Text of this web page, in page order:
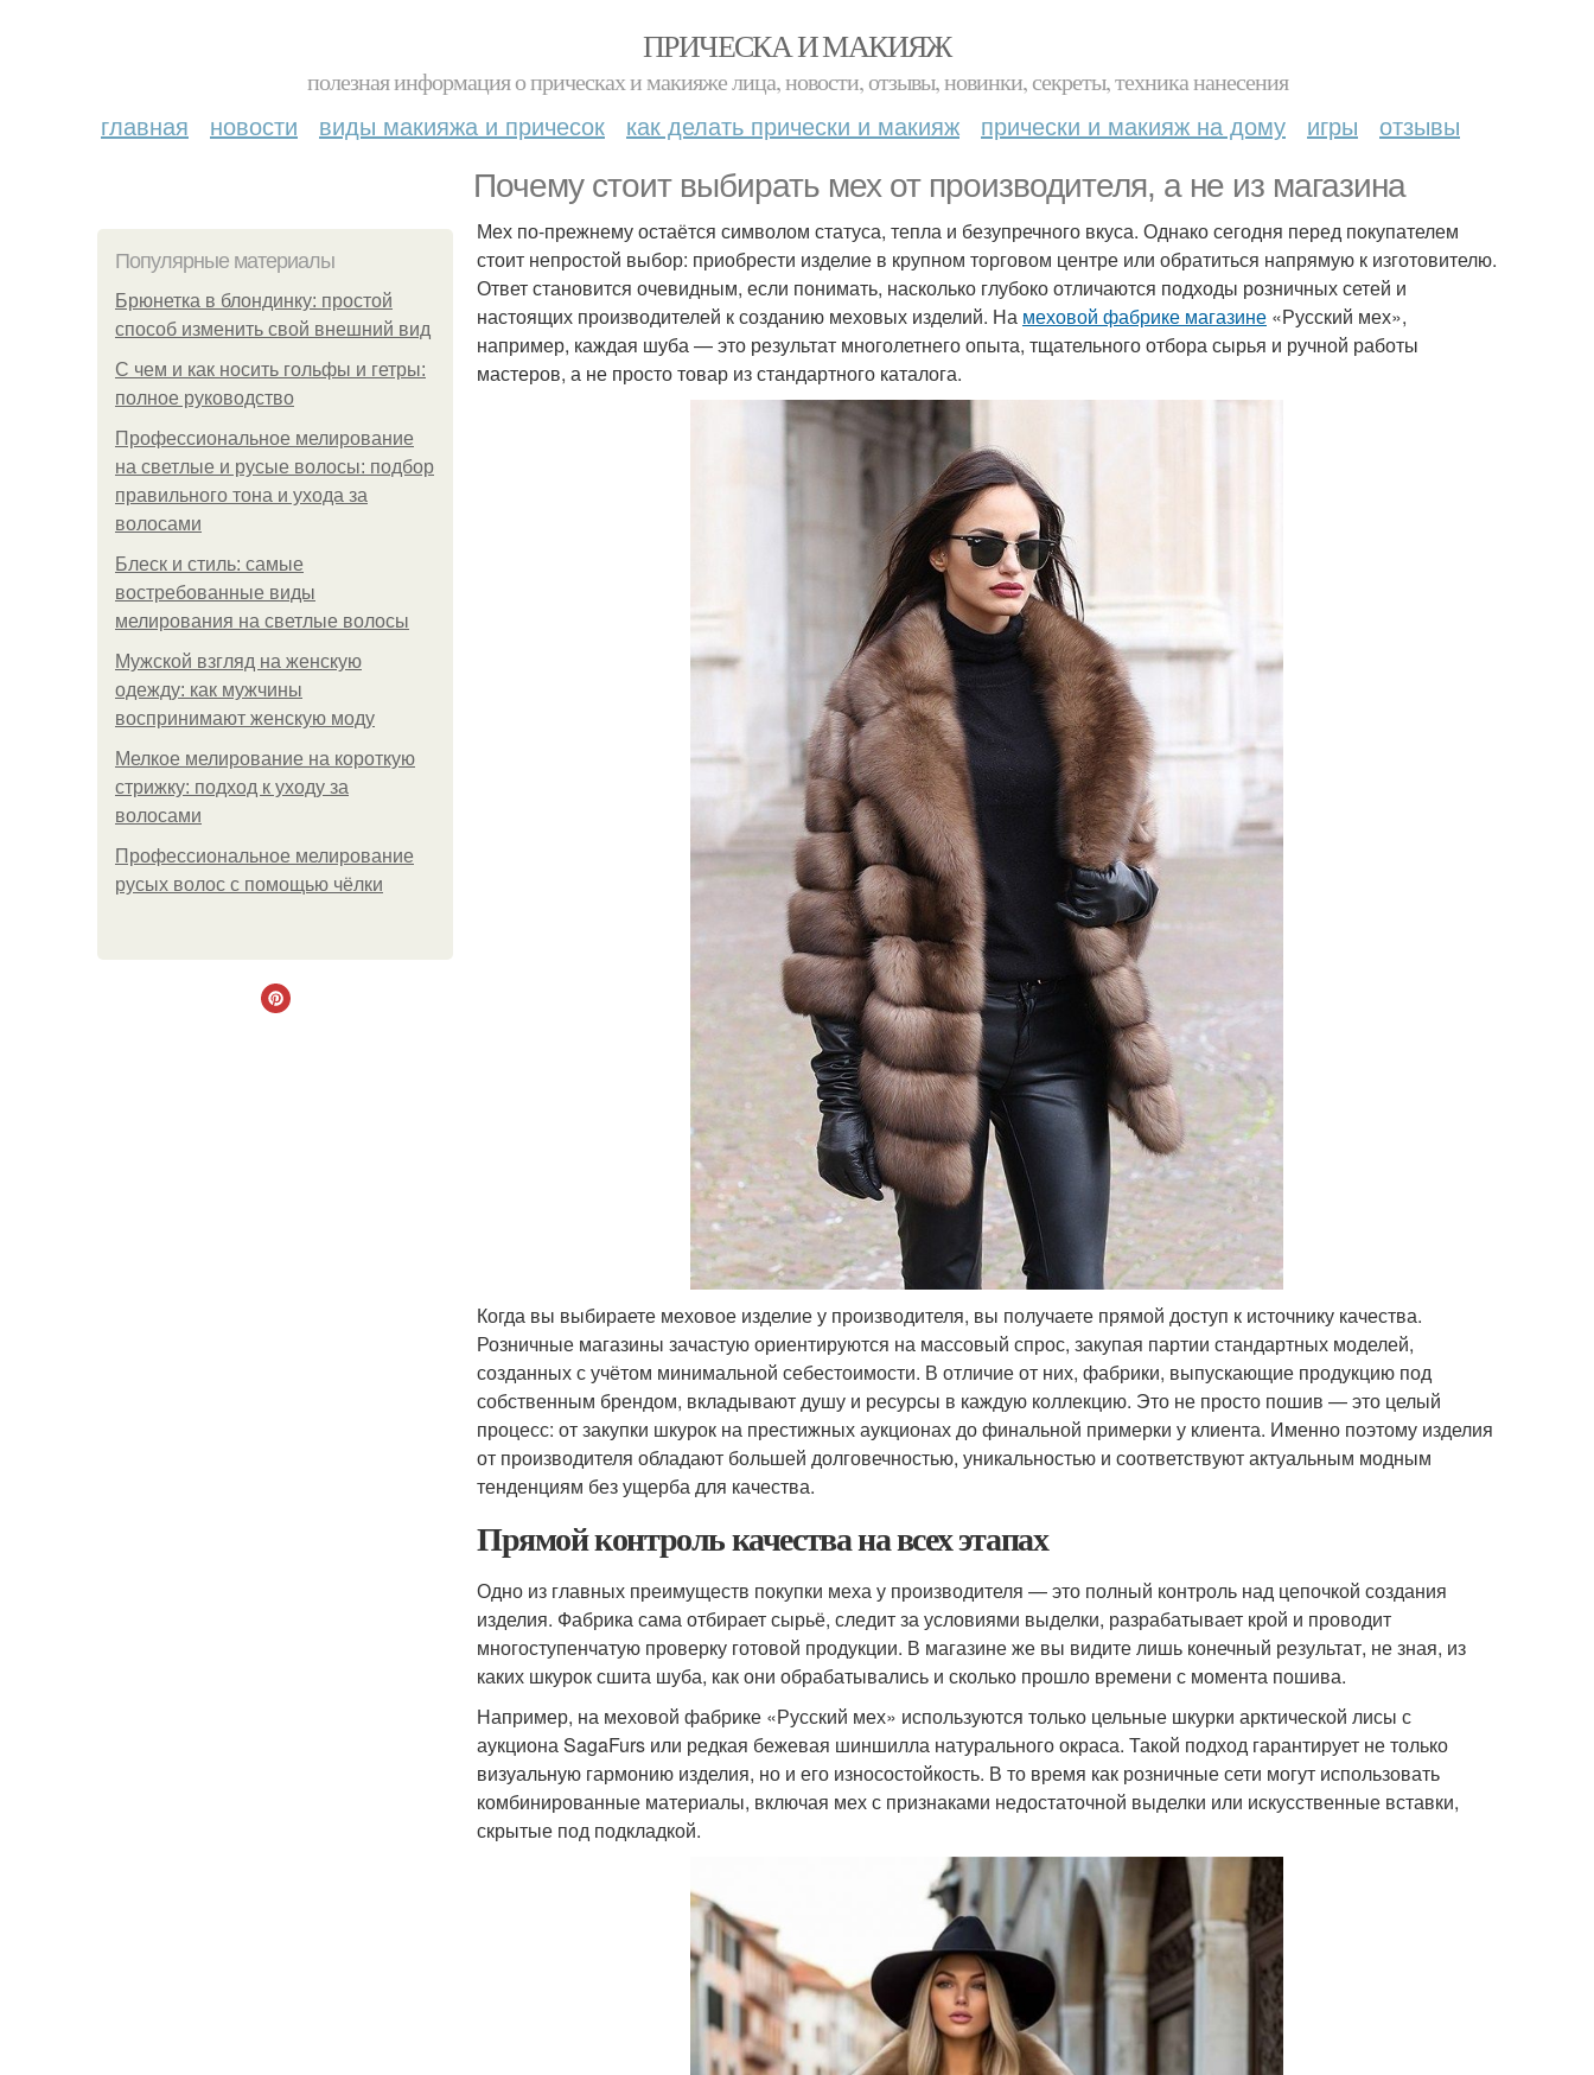
ПРИЧЕСКА И МАКИЯЖ
полезная информация о прическах и макияже лица, новости, отзывы, новинки, секреты, техника нанесения
главная новости виды макияжа и причесок как делать прически и макияж прически и макияж на дому игры отзывы
Почему стоит выбирать мех от производителя, а не из магазина
Популярные материалы
Брюнетка в блондинку: простой
способ изменить свой внешний вид
С чем и как носить гольфы и гетры:
полное руководство
Профессиональное мелирование
на светлые и русые волосы: подбор
правильного тона и ухода за
волосами
Блеск и стиль: самые
востребованные виды
мелирования на светлые волосы
Мужской взгляд на женскую
одежду: как мужчины
воспринимают женскую моду
Мелкое мелирование на короткую
стрижку: подход к уходу за
волосами
Профессиональное мелирование
русых волос с помощью чёлки
Мех по-прежнему остаётся символом статуса, тепла и безупречного вкуса. Однако сегодня перед покупателем
стоит непростой выбор: приобрести изделие в крупном торговом центре или обратиться напрямую к изготовителю.
Ответ становится очевидным, если понимать, насколько глубоко отличаются подходы розничных сетей и
настоящих производителей к созданию меховых изделий. На меховой фабрике магазине «Русский мех»,
например, каждая шуба — это результат многолетнего опыта, тщательного отбора сырья и ручной работы
мастеров, а не просто товар из стандартного каталога.
Когда вы выбираете меховое изделие у производителя, вы получаете прямой доступ к источнику качества.
Розничные магазины зачастую ориентируются на массовый спрос, закупая партии стандартных моделей,
созданных с учётом минимальной себестоимости. В отличие от них, фабрики, выпускающие продукцию под
собственным брендом, вкладывают душу и ресурсы в каждую коллекцию. Это не просто пошив — это целый
процесс: от закупки шкурок на престижных аукционах до финальной примерки у клиента. Именно поэтому изделия
от производителя обладают большей долговечностью, уникальностью и соответствуют актуальным модным
тенденциям без ущерба для качества.
Прямой контроль качества на всех этапах
Одно из главных преимуществ покупки меха у производителя — это полный контроль над цепочкой создания
изделия. Фабрика сама отбирает сырьё, следит за условиями выделки, разрабатывает крой и проводит
многоступенчатую проверку готовой продукции. В магазине же вы видите лишь конечный результат, не зная, из
каких шкурок сшита шуба, как они обрабатывались и сколько прошло времени с момента пошива.
Например, на меховой фабрике «Русский мех» используются только цельные шкурки арктической лисы с
аукциона SagaFurs или редкая бежевая шиншилла натурального окраса. Такой подход гарантирует не только
визуальную гармонию изделия, но и его износостойкость. В то время как розничные сети могут использовать
комбинированные материалы, включая мех с признаками недостаточной выделки или искусственные вставки,
скрытые под подкладкой.